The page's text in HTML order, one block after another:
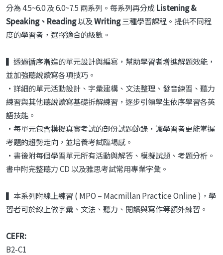
分為 4.5~6.0 及 6.0~7.5 兩系列。每系列再分成 Listening &
Speaking、Reading以及Writing三種學習課程。提供不同程
度的學習者，選擇適合的級數。
▍透過循序漸進的單元設計與編寫，幫助學習者增進解題效能，
並加強聽說讀寫各項技巧。
・詳細的單元活動設計、字彙建構、文法整理、發音練習、聽力
練習與其他聽說讀寫基礎拆解練習，逐步引領學生依序學習各英
語技能。
・每單元包含模擬真實考試的部份試題節錄，讓學習者更能掌握
考題的趨勢走向，並培養考試臨場感。
・書後附每個學習單元所有活動與解答、模擬試題、考題分析。
書中附完整聽力 CD 以及雅思考試常用專業字彙。
▍本系列附線上練習 ( MPO – Macmillan Practice Online )，學
習者可於線上做字彙、文法、聽力、閱讀與寫作等額外練習。
CEFR:
B2-C1